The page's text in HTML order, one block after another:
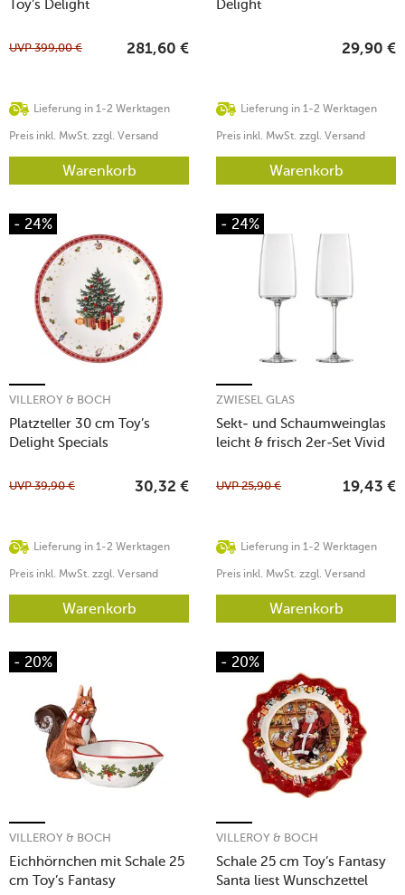
Toy’s Delight
Lieferung in 1-2 Werktagen
UVP399,00 € 281,60 €
Preis inkl. MwSt. zzgl. Versand
Warenkorb
Delight
Lieferung in 1-2 Werktagen
29,90 €
Preis inkl. MwSt. zzgl. Versand
Warenkorb
- 24%
Platzteller 30 cm Toy’s
Delight Specials
VILLEROY & BOCH
Lieferung in 1-2 Werktagen
UVP39,90 € 30,32 €
Preis inkl. MwSt. zzgl. Versand
Warenkorb
- 24%
Sekt- und Schaumweinglas
leicht & frisch 2er-Set Vivid
ZWIESEL GLAS
Lieferung in 1-2 Werktagen
UVP25,90 € 19,43 €
Preis inkl. MwSt. zzgl. Versand
Warenkorb
- 20%
Eichhörnchen mit Schale 25
cm Toy’s Fantasy
VILLEROY & BOCH
- 20%
Schale 25 cm Toy’s Fantasy
Santa liest Wunschzettel
VILLEROY & BOCH